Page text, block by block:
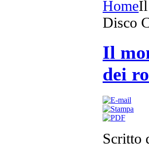
HomeIl
Disco
Il
dei
Scritto